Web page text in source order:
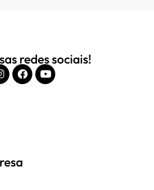
redes sociais!